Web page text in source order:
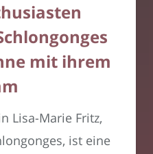
mit ihrem
Lisa-Marie Fritz,
ist eine